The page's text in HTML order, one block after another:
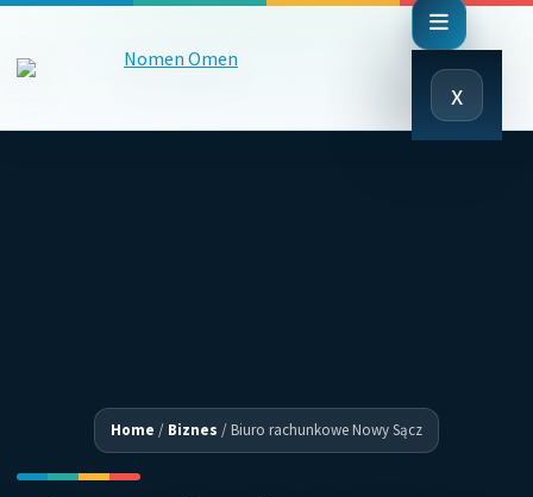
x
Close
Menu
Home / Biznes /Biuro rachunkowe Nowy Sącz